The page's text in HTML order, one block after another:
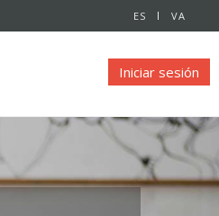
ES VA
Iniciar sesión